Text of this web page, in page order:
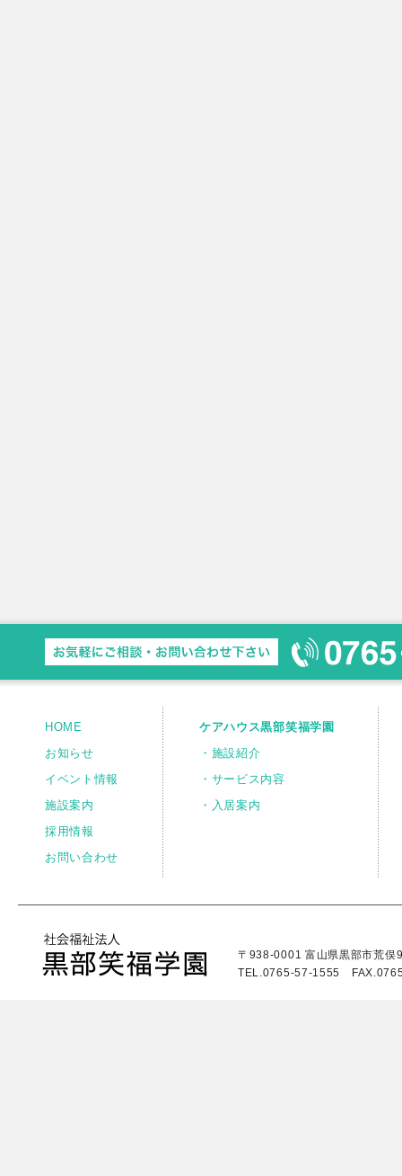
HOME
お知らせ
イベント情報
施設案内
採用情報
お問い合わせ
ケアハウス黒部笑福学園
・施設紹介
・サービス内容
・入居案内
〒938-0001 富山県黒部市荒俣
TEL.0765-57-1555